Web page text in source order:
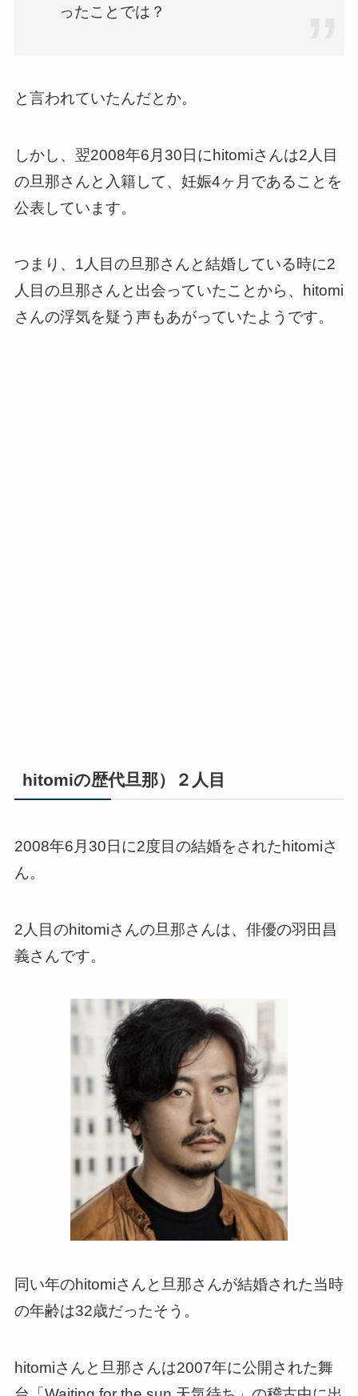
ったことでは？
と言われていたんだとか。
しかし、翌2008年6月30日にhitomiさんは2人目
の旦那さんと入籍して、妊娠4ヶ月であることを
公表しています。
つまり、1人目の旦那さんと結婚している時に2
人目の旦那さんと出会っていたことから、hitomi
さんの浮気を疑う声もあがっていたようです。
hitomiの歴代旦那）２人目
2008年6月30日に2度目の結婚をされたhitomiさ
ん。
2人目のhitomiさんの旦那さんは、俳優の羽田昌
義さんです。
同い年のhitomiさんと旦那さんが結婚された当時
の年齢は32歳だったそう。
hitomiさんと旦那さんは2007年に公開された舞